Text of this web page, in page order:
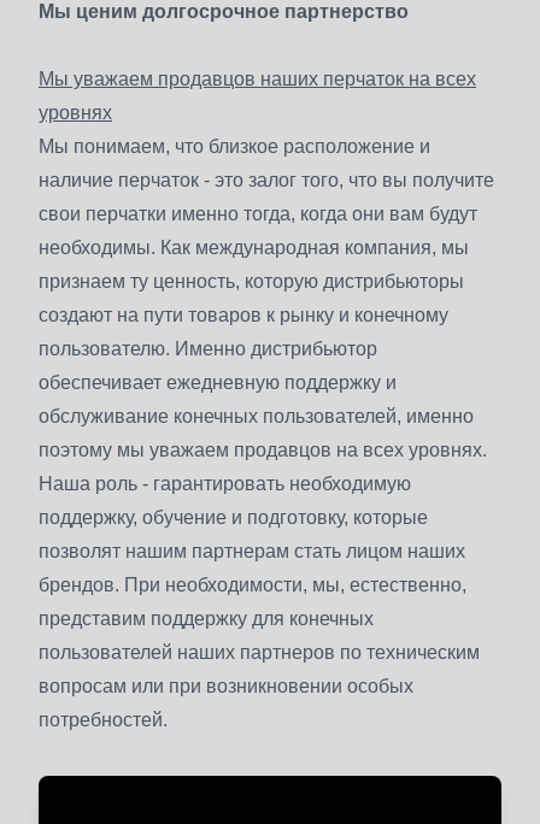
Мы ценим долгосрочное партнерство
Мы уважаем продавцов наших перчаток на всех
уровнях
Мы понимаем, что близкое расположение и
наличие перчаток - это залог того, что вы получите
свои перчатки именно тогда, когда они вам будут
необходимы. Как международная компания, мы
признаем ту ценность, которую дистрибьюторы
создают на пути товаров к рынку и конечному
пользователю. Именно дистрибьютор
обеспечивает ежедневную поддержку и
обслуживание конечных пользователей, именно
поэтому мы уважаем продавцов на всех уровнях.
Наша роль - гарантировать необходимую
поддержку, обучение и подготовку, которые
позволят нашим партнерам стать лицом наших
брендов. При необходимости, мы, естественно,
представим поддержку для конечных
пользователей наших партнеров по техническим
вопросам или при возникновении особых
потребностей.